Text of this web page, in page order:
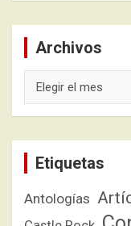
Archivos
Etiquetas
Antologías